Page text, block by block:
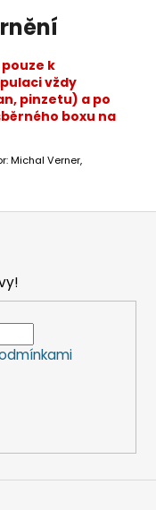
k
vždy
pinzetu) a po
boxu na
Michal Verner,